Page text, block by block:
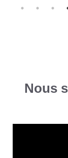
Nous